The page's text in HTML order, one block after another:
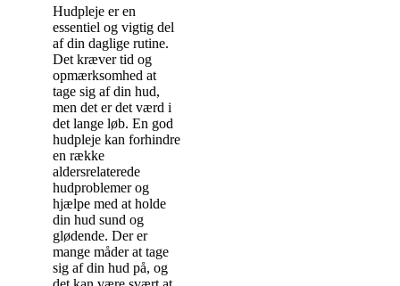
Hudpleje er en
essentiel og vigtig del
af din daglige rutine.
Det kræver tid og
opmærksomhed at
tage sig af din hud,
men det er det værd i
det lange løb. En god
hudpleje kan forhindre
en række
aldersrelaterede
hudproblemer og
hjælpe med at holde
din hud sund og
glødende. Der er
mange måder at tage
sig af din hud på, og